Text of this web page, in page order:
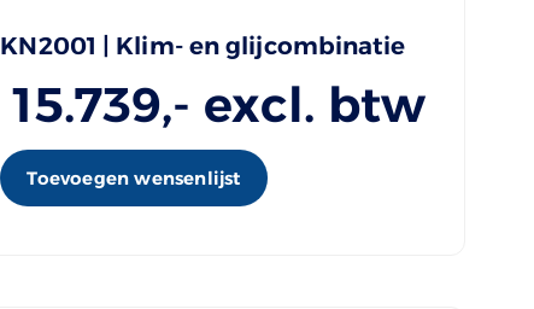
KN2001 | Klim- en glijcombinatie
15.739,- excl. btw
Toevoegen wensenlijst